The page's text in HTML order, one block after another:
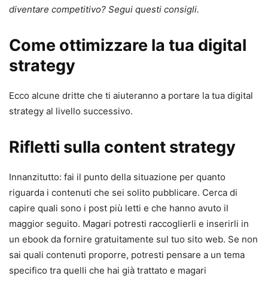
diventare competitivo? Segui questi consigli.
Come ottimizzare la tua digital
strategy
Ecco alcune dritte che ti aiuteranno a portare la tua digital
strategy al livello successivo.
Rifletti sulla content strategy
Innanzitutto: fai il punto della situazione per quanto
riguarda i contenuti che sei solito pubblicare. Cerca di
capire quali sono i post più letti e che hanno avuto il
maggior seguito. Magari potresti raccoglierli e inserirli in
un ebook da fornire gratuitamente sul tuo sito web. Se non
sai quali contenuti proporre, potresti pensare a un tema
specifico tra quelli che hai già trattato e magari